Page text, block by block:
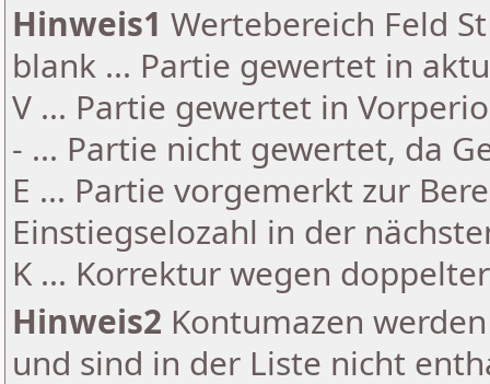
Hinweis1 Wertebereich Feld
blank ... Partie gewertet in
V ... Partie gewertet in
- ... Partie nicht gewertet, da
E ... Partie vorgemerkt zur
Einstiegselozahl in der
K ... Korrektur wegen
Hinweis2 Kontumazen
und sind in der Liste nicht